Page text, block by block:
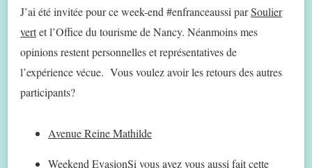
J’ai été invitée pour ce week-end #enfranceaussi parSoulier
vertet l’Office du tourisme de Nancy. Néanmoins mes
opinions restent personnelles et représentatives de
l’expérience vécue. Vous voulez avoir les retours des autres
participants?
Avenue Reine Mathilde
Weekend EvasionSi vous avez vous aussi fait cette